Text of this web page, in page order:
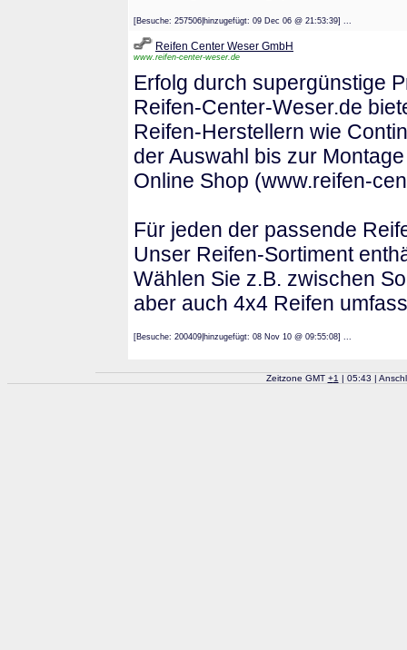
[Besuche: 257506|hinzugefügt: 09 Dec 06 @ 21:53:39] ...
Reifen Center Weser GmbH
www.reifen-center-weser.de
Erfolg durch supergünstige
Reifen-Center-Weser.de
Reifen-Herstellern wie
der Auswahl bis zur
Online Shop (www.reifen-
Für jeden der passende
Unser Reifen-Sortiment
Wählen Sie z.B. zwischen
aber auch 4x4 Reifen
[Besuche: 200409|hinzugefügt: 08 Nov 10 @ 09:55:08] ...
Zeitzone GMT +1 | 05:43 |